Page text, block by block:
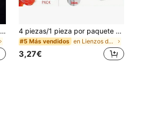
Set de 5 piezas que incluye: Mini lienzos estirados, paleta, pinceles, caballete, 6 colores de pintura, caballete de madera, lienzo de arte imprimado, adecuado para pintura, técnica de acrílico vertido, pintura al óleo y medios húmedos de arte, decoración de casas en miniatura, regalo de cumpleaños, Día de la Madre, Pascua, graduación 4 piezas/1 pieza por paquete Tableros de lienzo en blanco - Paneles de pintura de grado artístico de 8x8 pulgadas, aptos para acrílico, acuarela, témpera - Para adultos y profesionales - Excelente para manualidades de Acción de Gracias, Navidad, San Valentín y útiles escolares
#5 Más vendidos en Lienzos de pintura
3,27€